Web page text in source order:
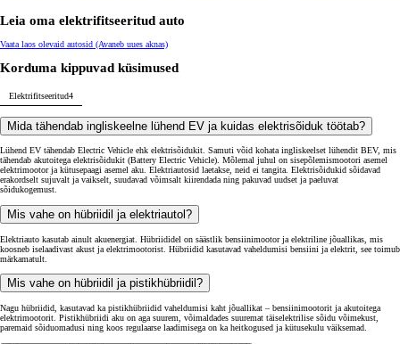
Leia oma elektrifitseeritud auto
Vaata laos olevaid autosid (Avaneb uues aknas)
Korduma kippuvad küsimused
Elektrifitseeritud4
Mida tähendab ingliskeelne lühend EV ja kuidas elektrisõiduk töötab?
Lühend EV tähendab Electric Vehicle ehk elektrisõidukit. Samuti võid kohata ingliskeelset lühendit BEV, mis
tähendab akutoitega elektrisõidukit (Battery Electric Vehicle). Mõlemal juhul on sisepõlemismootori asemel
elektrimootor ja kütusepaagi asemel aku. Elektriautosid laetakse, neid ei tangita. Elektrisõidukid sõidavad
erakordselt sujuvalt ja vaikselt, suudavad võimsalt kiirendada ning pakuvad uudset ja paeluvat
sõidukogemust.
Mis vahe on hübriidil ja elektriautol?
Elektriauto kasutab ainult akuenergiat. Hübriididel on säästlik bensiinimootor ja elektriline jõuallikas, mis
koosneb iselaadivast akust ja elektrimootorist. Hübriidid kasutavad vaheldumisi bensiini ja elektrit, see toimub
märkamatult.
Mis vahe on hübriidil ja pistikhübriidil?
Nagu hübriidid, kasutavad ka pistikhübriidid vaheldumisi kaht jõuallikat – bensiinimootorit ja akutoitega
elektrimootorit. Pistikhübriidi aku on aga suurem, võimaldades suuremat täiselektrilise sõidu võimekust,
paremaid sõiduomadusi ning koos regulaarse laadimisega on ka heitkogused ja kütusekulu väiksemad.